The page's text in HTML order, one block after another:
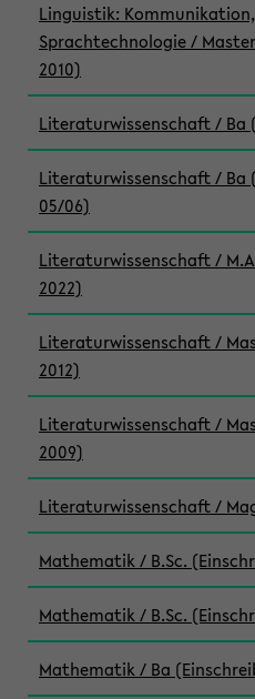
Linguistik:
Sprachtechnologie /
2010)
Literaturwissenschaft / Ba
Literaturwissenschaft / Ba
05/06)
Literaturwissenschaft /
2022)
Literaturwissenschaft /
2012)
Literaturwissenschaft /
2009)
Literaturwissenschaft /
Mathematik / B.Sc.
Mathematik / B.Sc.
Mathematik / Ba